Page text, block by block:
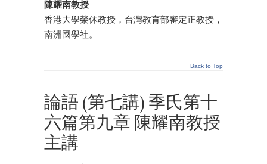
陳耀南教授
香港大學榮休教授，台灣教育部審定正教授，
南洲國學社。
Back to Top
論語 (第七講) 季氏第十
六篇第九章 陳耀南教授
主講